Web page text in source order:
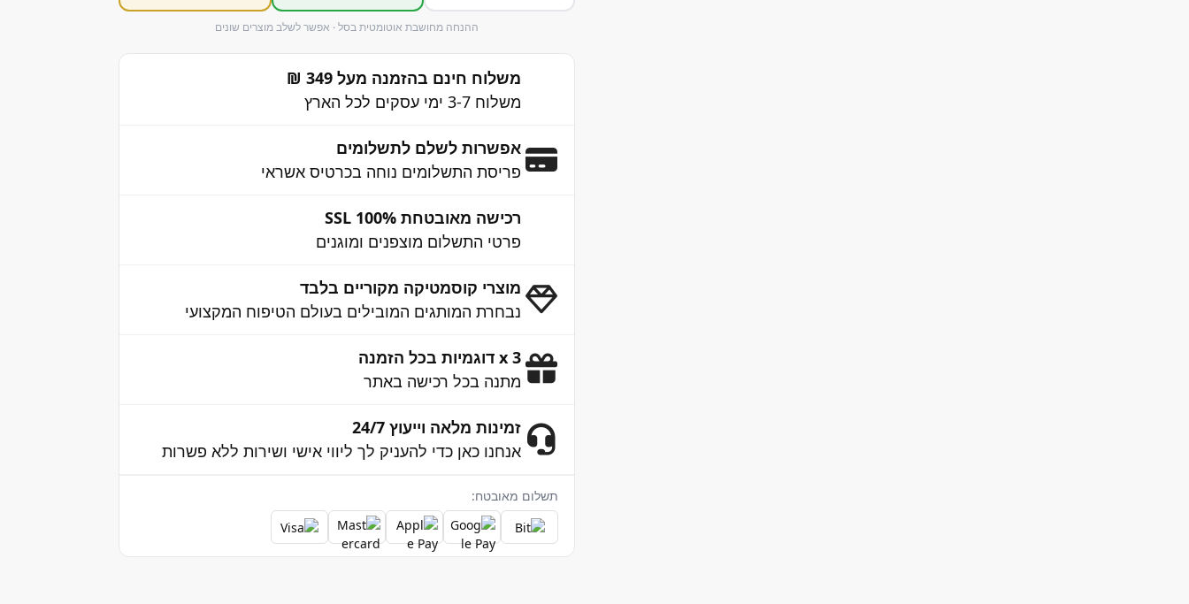
ההנחה מחושבת אוטומטית בסל · אפשר לשלב מוצרים שונים
משלוח חינם בהזמנה מעל 349 ₪
משלוח 3-7 ימי עסקים לכל הארץ
אפשרות לשלם לתשלומים
פריסת התשלומים נוחה בכרטיס אשראי
רכישה מאובטחת 100% SSL
פרטי התשלום מוצפנים ומוגנים
מוצרי קוסמטיקה מקוריים בלבד
נבחרת המותגים המובילים בעולם הטיפוח המקצועי
3 x דוגמיות בכל הזמנה
מתנה בכל רכישה באתר
זמינות מלאה וייעוץ 24/7
אנחנו כאן כדי להעניק לך ליווי אישי ושירות ללא פשרות
תשלום מאובטח: